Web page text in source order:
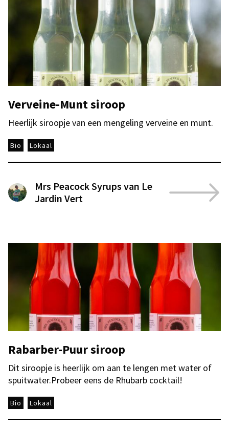
Verveine-Munt siroop
Heerlijk siroopje van een mengeling verveine en munt.
Bio Lokaal
Mrs Peacock Syrups van Le
Jardin Vert
Rabarber-Puur siroop
Dit siroopje is heerlijk om aan te lengen met water of
spuitwater.Probeer eens de Rhubarb cocktail!
Bio Lokaal